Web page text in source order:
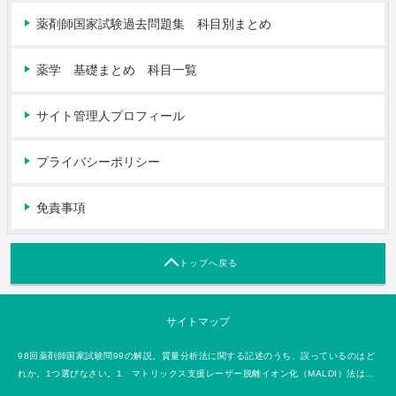
薬剤師国家試験過去問題集 科目別まとめ
薬学 基礎まとめ 科目一覧
サイト管理人プロフィール
プライバシーポリシー
免責事項
トップへ戻る
サイトマップ
98回薬剤師国家試験問99の解説。質量分析法に関する記述のうち、誤っているのはど
れか。1つ選びなさい。1 マトリックス支援レーザー脱離イオン化（MALDI）法は…